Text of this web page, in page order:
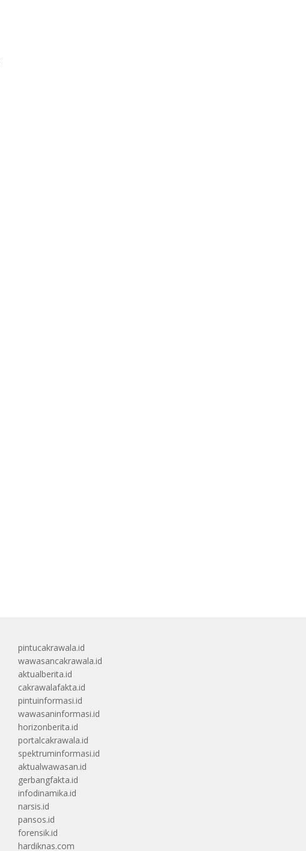
pintucakrawala.id
wawasancakrawala.id
aktualberita.id
cakrawalafakta.id
pintuinformasi.id
wawasaninformasi.id
horizonberita.id
portalcakrawala.id
spektruminformasi.id
aktualwawasan.id
gerbangfakta.id
infodinamika.id
narsis.id
pansos.id
forensik.id
hardiknas.com